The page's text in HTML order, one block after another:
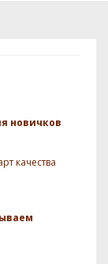
новичков
качества